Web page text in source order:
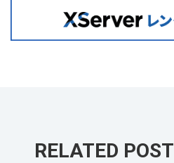
RELATED POST